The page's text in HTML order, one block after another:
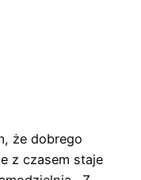
że dobrego
z czasem staje